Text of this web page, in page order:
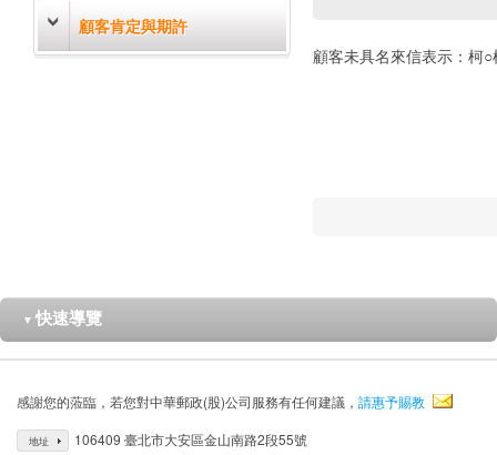
顧客肯定與期許
顧客未具名來信表示：柯
▼ 快速導覽
感謝您的蒞臨，若您對中華郵政(股)公司服務有任何建議， 請惠予賜教
地址 106409 臺北市大安區金山南路2段55號